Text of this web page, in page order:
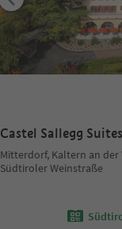
Castel Sallegg Suites
Mitterdorf, Kaltern an der
Südtiroler Weinstraße